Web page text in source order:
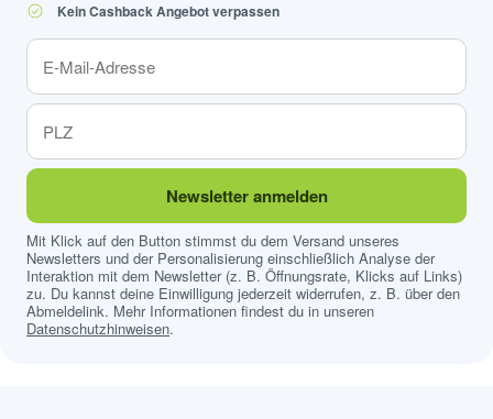
Kein Cashback Angebot verpassen
Newsletter anmelden
Mit Klick auf den Button stimmst du dem Versand unseres
Newsletters und der Personalisierung einschließlich Analyse der
Interaktion mit dem Newsletter (z. B. Öffnungsrate, Klicks auf Links)
zu. Du kannst deine Einwilligung jederzeit widerrufen, z. B. über den
Abmeldelink. Mehr Informationen findest du in unseren
Datenschutzhinweisen.